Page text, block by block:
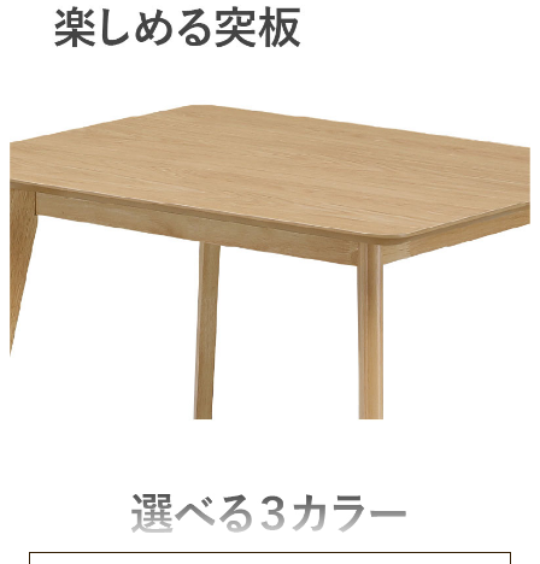
天板塗装(NA)
水性アクリル塗装
天然オイル仕上げ
脚部素材
ラバー材
チェアサイズ
43x52x78(座面高44)cm